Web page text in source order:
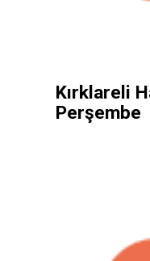
Kırklareli
Perşembe